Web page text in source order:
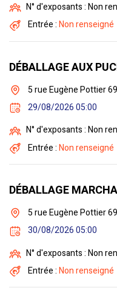
N° d'exposants : Non
Entrée :Non renseigné
DÉBALLAGE AUX
5 rue Eugène Pottier
29/08/2026 05:00
N° d'exposants : Non
Entrée :Non renseigné
DÉBALLAGE
5 rue Eugène Pottier
30/08/2026 05:00
N° d'exposants : Non
Entrée :Non renseigné